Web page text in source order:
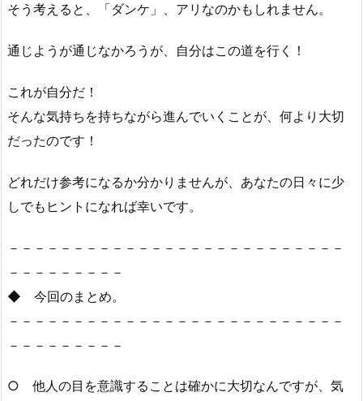
そう考えると、「ダンケ」、アリなのかもしれません。
通じようが通じなかろうが、自分はこの道を行く！
これが自分だ！
そんな気持ちを持ちながら進んでいくことが、何より大切
だったのです！
どれだけ参考になるか分かりませんが、あなたの日々に少
しでもヒントになれば幸いです。
－－－－－－－－－－－－－－－－－－－－－－－－－－
－－－－－－－－－
◆ 今回のまとめ。
－－－－－－－－－－－－－－－－－－－－－－－－－－
－－－－－－－－－
○ 他人の目を意識することは確かに大切なんですが、気